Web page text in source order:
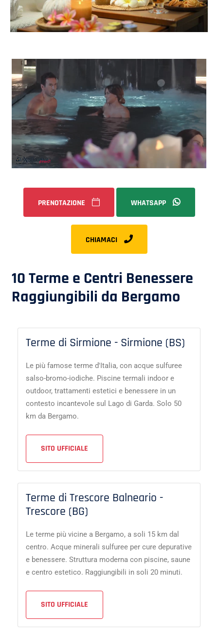
PRENOTAZIONE WHATSAPP
CHIAMACI
10 Terme e Centri Benessere
Raggiungibili da Bergamo
Terme di Sirmione - Sirmione (BS)
Le più famose terme d'Italia, con acque sulfuree
salso-bromo-iodiche. Piscine termali indoor e
outdoor, trattamenti estetici e benessere in un
contesto incantevole sul Lago di Garda. Solo 50
km da Bergamo.
SITO UFFICIALE
Terme di Trescore Balneario -
Trescore (BG)
Le terme più vicine a Bergamo, a soli 15 km dal
centro. Acque minerali sulfuree per cure depurative
e benessere. Struttura moderna con piscine, saune
e centro estetico. Raggiungibili in soli 20 minuti.
SITO UFFICIALE